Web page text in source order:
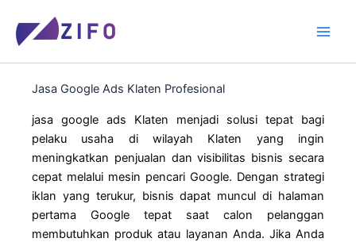
content
Jasa Google Ads Klaten Profesional
jasa google ads Klaten menjadi solusi tepat bagi
pelaku usaha di wilayah Klaten yang ingin
meningkatkan penjualan dan visibilitas bisnis secara
cepat melalui mesin pencari Google. Dengan strategi
iklan yang terukur, bisnis dapat muncul di halaman
pertama Google tepat saat calon pelanggan
membutuhkan produk atau layanan Anda. Jika Anda